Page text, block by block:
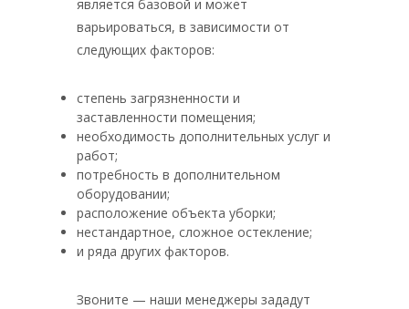
является базовой и может
варьироваться, в зависимости от
следующих факторов:
степень загрязненности и
заставленности помещения;
необходимость дополнительных услуг и
работ;
потребность в дополнительном
оборудовании;
расположение объекта уборки;
нестандартное, сложное остекление;
и ряда других факторов.
Звоните — наши менеджеры зададут